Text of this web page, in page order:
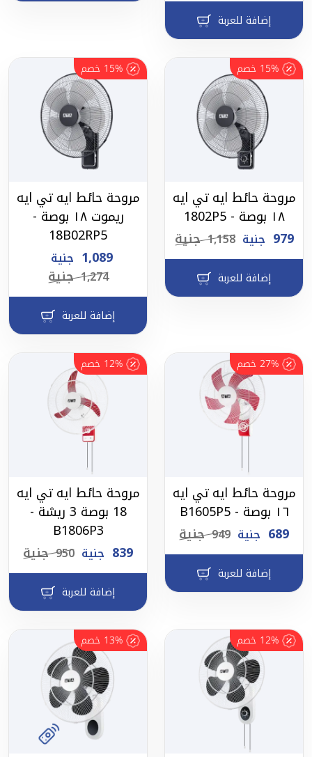
إضافة للعربة
15% خصم
مروحة حائط ايه تي ايه
١٨ بوصة - 1802P5
979 جنية 1,158 جنية
إضافة للعربة
15% خصم
مروحة حائط ايه تي ايه
ريموت ١٨ بوصة -
18B02RP5
1,089 جنية
1,274 جنية
إضافة للعربة
27% خصم
مروحة حائط ايه تي ايه
١٦ بوصة - B1605P5
689 جنية 949 جنية
إضافة للعربة
12% خصم
مروحة حائط ايه تي ايه
18 بوصة 3 ريشة -
B1806P3
839 جنية 950 جنية
إضافة للعربة
12% خصم 13% خصم